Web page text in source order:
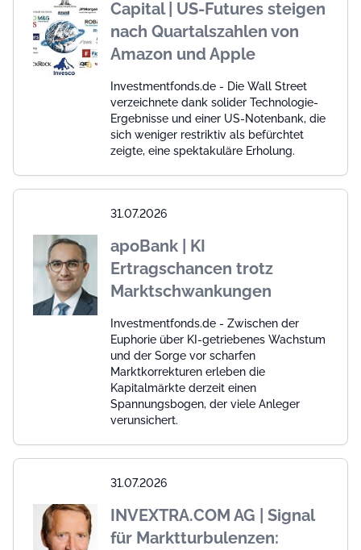
Capital | US-Futures steigen
nach Quartalszahlen von
Amazon und Apple
Investmentfonds.de - Die Wall Street
verzeichnete dank solider Technologie-
Ergebnisse und einer US-Notenbank, die
sich weniger restriktiv als befürchtet
zeigte, eine spektakuläre Erholung.
31.07.2026
apoBank | KI
Ertragschancen trotz
Marktschwankungen
Investmentfonds.de - Zwischen der
Euphorie über KI-getriebenes Wachstum
und der Sorge vor scharfen
Marktkorrekturen erleben die
Kapitalmärkte derzeit einen
Spannungsbogen, der viele Anleger
verunsichert.
31.07.2026
INVEXTRA.COM AG | Signal
für Marktturbulenzen: